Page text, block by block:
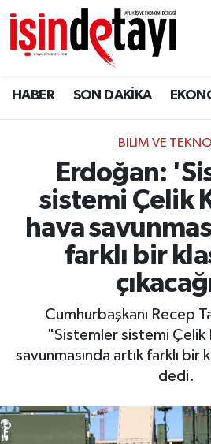
HABER SON DAKİKA
BILIM VE
Erdoğan:
sistemi Çelik
hava
farklı bir
Cumhurbaşkanı Recep
"Sistemler sistemi Çelik
savunmasında artık farklı bir
dedi.
DÜNYA
Eğitim
ENERJİ HABERİ
GAYRİMENKUL
HABER
MAGAZİN
SAĞLIK
Nöbetçi Eczaneler
Hava Durumu
İstanbul Namaz Vakitleri
Trafik Durumu
Süper Lig Puan Durumu ve
Tüm Manşetler
Haber Arşivi